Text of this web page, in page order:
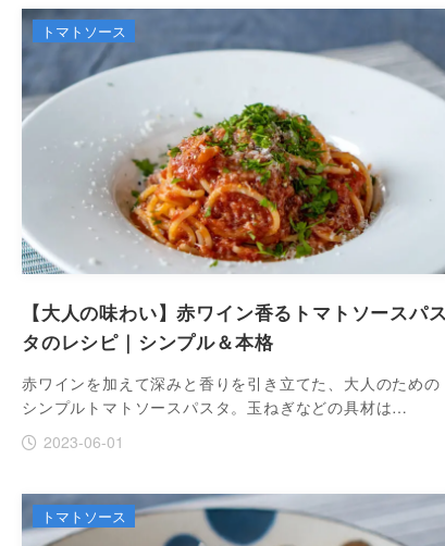
【大人の味わい】赤ワイン香るトマトソースパ
タのレシピ｜シンプル＆本格
赤ワインを加えて深みと香りを引き立てた、大人のための
シンプルトマトソースパスタ。玉ねぎなどの具材は…
2023-06-01
トマトソース
トマトソース